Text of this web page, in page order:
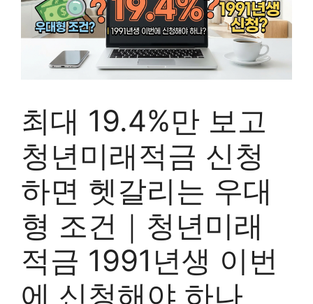
최대 19.4%만 보고
청년미래적금 신청
하면 헷갈리는 우대
형 조건｜청년미래
적금 1991년생 이번
에 신청해야 하나